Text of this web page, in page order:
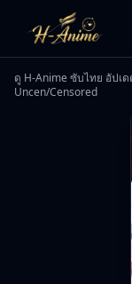
ดู H-Anime ซับไทย อัปเ
Uncen/Censored